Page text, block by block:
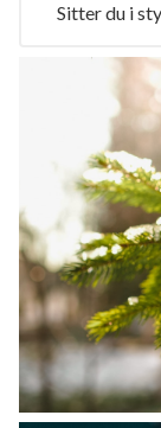
Sitter du i